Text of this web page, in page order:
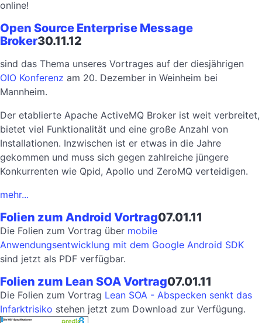
online!
Open Source Enterprise Message
Broker30.11.12
sind das Thema unseres Vortrages auf der diesjährigen
OIO Konferenz am 20. Dezember in Weinheim bei
Mannheim.
Der etablierte Apache ActiveMQ Broker ist weit verbreitet,
bietet viel Funktionalität und eine große Anzahl von
Installationen. Inzwischen ist er etwas in die Jahre
gekommen und muss sich gegen zahlreiche jüngere
Konkurrenten wie Qpid, Apollo und ZeroMQ verteidigen.
mehr...
Folien zum Android Vortrag07.01.11
Die Folien zum Vortrag über mobile
Anwendungsentwicklung mit dem Google Android SDK
sind jetzt als PDF verfügbar.
Folien zum Lean SOA Vortrag07.01.11
Die Folien zum Vortrag Lean SOA - Abspecken senkt das
Infarktrisiko stehen jetzt zum Download zur Verfügung.